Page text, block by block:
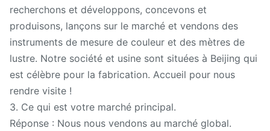
recherchons et développons, concevons et
produisons, lançons sur le marché et vendons des
instruments de mesure de couleur et des mètres de
lustre. Notre société et usine sont situées à Beijing qui
est célèbre pour la fabrication. Accueil pour nous
rendre visite !
3. Ce qui est votre marché principal.
Réponse : Nous nous vendons au marché global.